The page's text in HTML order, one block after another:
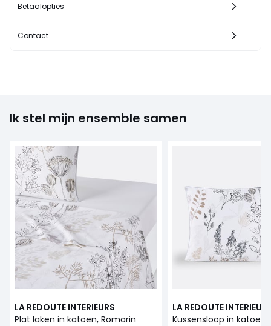
Betaalopties
Contact
Ik stel mijn ensemble samen
LA REDOUTE INTERIEURS
Plat laken in katoen, Romarin
LA REDOUTE
Kussensloop in katoen,